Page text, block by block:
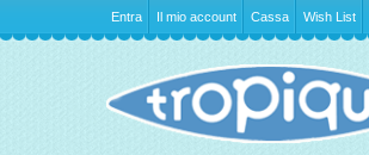
Entra Il mio account Cassa Wish List